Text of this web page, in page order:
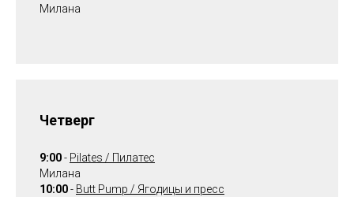
Милана
Четверг
9:00- Pilates / Пилатес
Милана
10:00- Вutt Pump / Ягодицы и пресс